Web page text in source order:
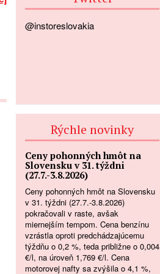
@instoreslovakia
Rýchle novinky
Ceny pohonných hmôt na
Slovensku v 31. týždni
(27.7.-3.8.2026)
Ceny pohonných hmôt na Slovensku
v 31. týždni (27.7.-3.8.2026)
pokračovali v raste, avšak
miernejším tempom. Cena benzínu
vzrástla oproti predchádzajúcemu
týždňu o 0,2 %, teda približne o 0,004
€/l, na úroveň 1,769 €/l. Cena
motorovej nafty sa zvýšila o 4,1 %,